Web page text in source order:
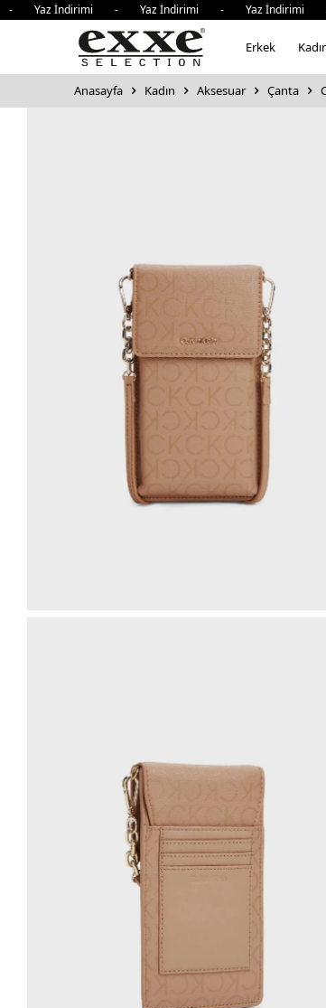
İndirimi - Yaz İndirimi - Yaz
Erkek
Anasayfa Kadın Aksesuar Çanta